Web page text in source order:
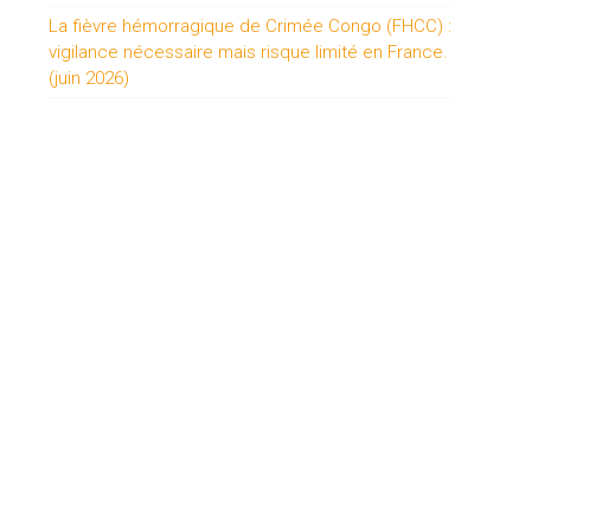
La fièvre hémorragique de Crimée Congo (FHCC) :
vigilance nécessaire mais risque limité en France.
(juin 2026)